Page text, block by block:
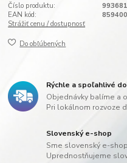
Číslo produktu:
993681
EAN kód:
Strážiť cenu / dostupnosť
Do obľúbených
Rýchle a spoľahlivé
Objednávky balíme a
Pri lokálnom rozvoze
Slovenský e-shop
Sme slovenský e-
Uprednostňujeme